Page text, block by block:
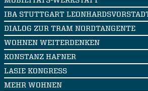
IBA STUTTGART
DIALOG ZUR TRAM NORDTANGENTE
WOHNEN WEITERDENKEN
KONSTANZ HAFNER
LASIE KONGRESS
MEHR WOHNEN